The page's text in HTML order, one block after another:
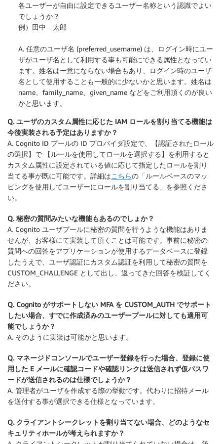
各ユーザーが自由に設定できるユーザー名称という認識でよい
でしょうか？
例）田中 太郎
A. 任意のユーザ名 (preferred_username) は、ログイン時にユー
ザがユーザ名として利用する事も可能にできる属性となってい
ます。姓名は一意にならない場合もあり、ログイン時のユーザ
名として使用することも一般的に少ないかと思います。姓名は
name、family_name、given_name などをご利用頂くのが良い
かと思います。
Q. ユーザのカスタム属性に応じた IAM ロールを割り当てる機能は
今後実装される予定はありますか？
A. Cognito ID プールの ID プロバイダ設定で、【認証されたロール
の選択】で 【ルールを使用してロールを選択する】を利用すると
カスタム属性に設定されている値に応じて指定したロールを割り
当てる事が既に可能です。詳細はこちらの「ルールベースのマッ
ピングを使用してユーザーにロールを割り当てる」を参照くださ
い。
Q. 秘密の質問みたいな機能もあるのでしょか？
A. Cognito ユーザプールに秘密の質問を行うような機能はありま
せんが、お客様にて実装して頂くことは可能です。事前に秘密の
質問への回答をアプリケーションが使用するデータベースに登録
したうえで、ユーザ認証にカスタム認証を利用して秘密の質問を
CUSTOM_CHALLENGE として出し、返ってきた回答を検証してく
ださい。
Q. Cognito がサポートしない MFA を CUSTOM_AUTH でサポート
したい場合、すでに作成済みのユーザープールに対しても適用可
能でしょうか？
A. そのように実装は可能かと思います。
Q. マネージドコンソールでユーザー登録を行った場合、登録に使
用した E メールに確認コードや確認リンクは送信されず仮パスワ
ードが送信されるのは仕様でしょうか？
A. 管理者がユーザを作成する際の挙動です。代わりに招待メール
を送付する事が選択できる仕様となっています。
Q. クライアントシークレットを割り当てない場合、どのようなセ
キュリティホールが考えられますか？